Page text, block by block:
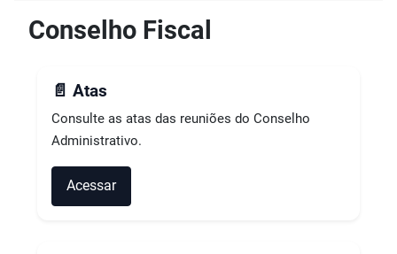
Conselho Fiscal
📄 Atas
Consulte as atas das reuniões do Conselho
Administrativo.
Acessar